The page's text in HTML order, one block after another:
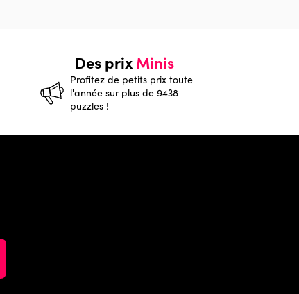
Des prixMinis
Profitez de petits prix toute
l'année sur plus de 9438
puzzles !